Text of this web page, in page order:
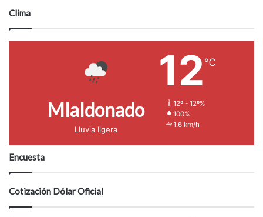
Clima
Mlaldonado
Lluvia ligera
12 ℃
12º - 12º%
100%
1.6 km/h
Encuesta
Cotización Dólar Oficial